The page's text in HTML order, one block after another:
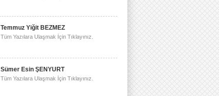
Temmuz Yiğit BEZMEZ
Tüm Yazılara Ulaşmak İçin Tıklayınız.
Sümer Esin ŞENYURT
Tüm Yazılara Ulaşmak İçin Tıklayınız.